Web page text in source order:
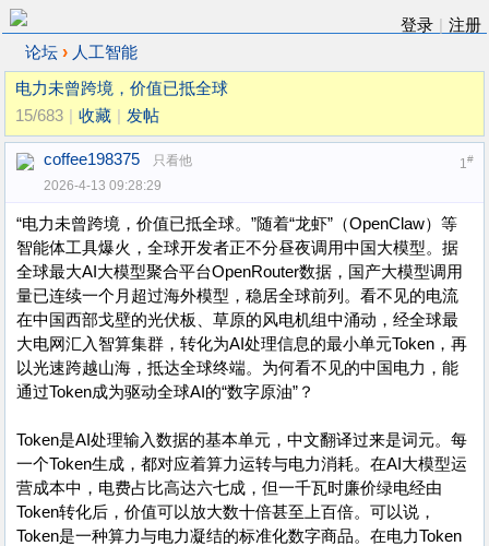
登录
注册
论坛 › 人工智能
电力未曾跨境，价值已抵全球
15/683
收藏 发帖
1#
coffee198375
只看他
2026-4-13 09:28:29
“电力未曾跨境，价值已抵全球。”随着“龙虾”（OpenClaw）等
智能体工具爆火，全球开发者正不分昼夜调用中国大模型。据
全球最大AI大模型聚合平台OpenRouter数据，国产大模型调用
量已连续一个月超过海外模型，稳居全球前列。看不见的电流
在中国西部戈壁的光伏板、草原的风电机组中涌动，经全球最
大电网汇入智算集群，转化为AI处理信息的最小单元Token，再
以光速跨越山海，抵达全球终端。为何看不见的中国电力，能
通过Token成为驱动全球AI的“数字原油”？
Token是AI处理输入数据的基本单元，中文翻译过来是词元。每
一个Token生成，都对应着算力运转与电力消耗。在AI大模型运
营成本中，电费占比高达六七成，但一千瓦时廉价绿电经由
Token转化后，价值可以放大数十倍甚至上百倍。可以说，
Token是一种算力与电力凝结的标准化数字商品。在电力Token